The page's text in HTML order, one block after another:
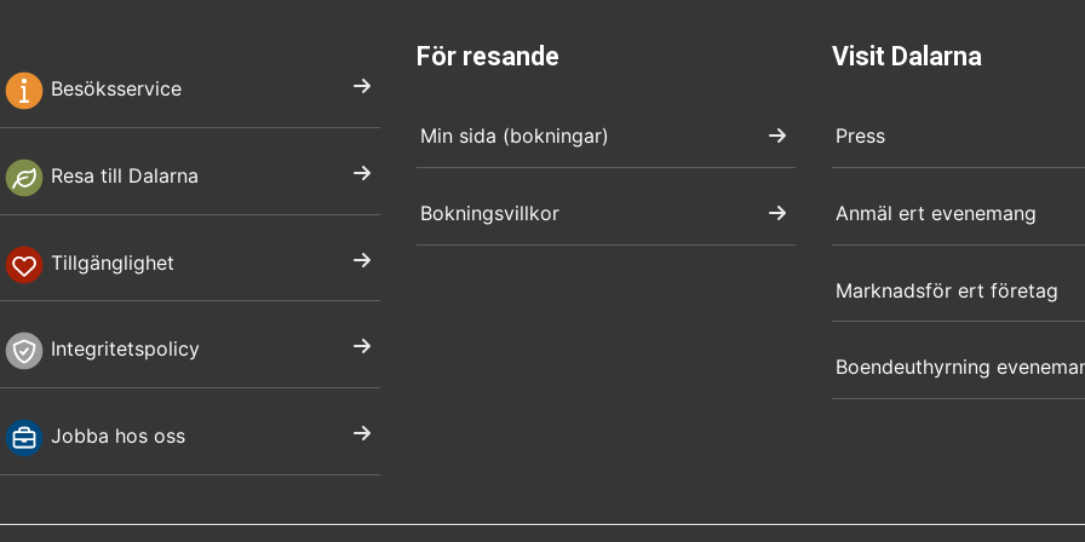
Besöksservice
Resa till Dalarna
Tillgänglighet
Integritetspolicy
Jobba hos oss
För resande
Min sida (bokningar)
Bokningsvillkor
Visit Dalarna
Press
Anmäl ert evenemang
Marknadsför ert företag
Boendeuthyrning